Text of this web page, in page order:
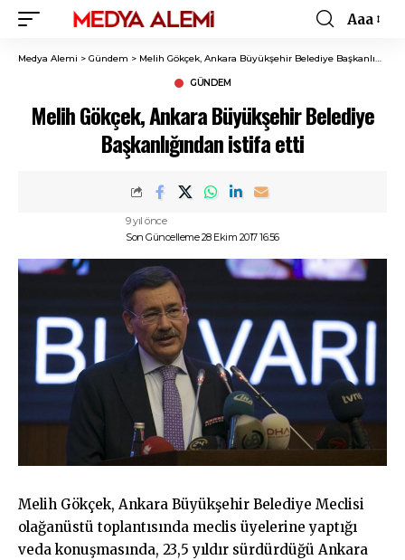
Font
Resizer
Aaa
Medya Alemi > Gündem > Melih Gökçek, Ankara Büyükşehir Belediye Başkanlığından istifa etti
GÜNDEM
Melih Gökçek, Ankara Büyükşehir Belediye
Başkanlığından istifa etti
Son Güncelleme 28 Ekim 2017 16:56
9 yıl önce
Melih Gökçek, Ankara Büyükşehir Belediye Meclisi
olağanüstü toplantısında meclis üyelerine yaptığı
veda konuşmasında, 23,5 yıldır sürdürdüğü Ankara